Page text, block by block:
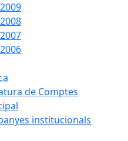
de Comptes
institucionals